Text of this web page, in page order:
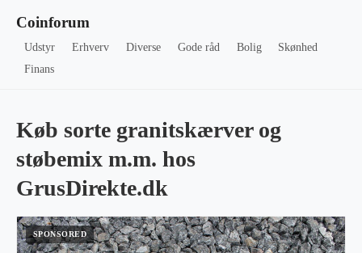
Coinforum
Udstyr Erhverv Diverse Gode råd Bolig
Skønhed
Finans
Køb sorte granitskærver og
støbemix m.m. hos
GrusDirekte.dk